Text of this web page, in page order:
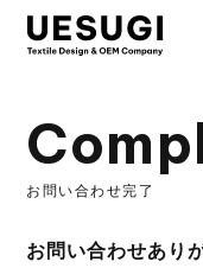
お問い合わせ完了
お問い合わせあり